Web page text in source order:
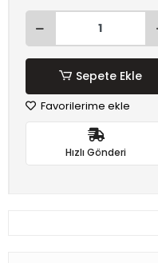
Sepete Ekle
Favorilerime ekle
Hızlı Gönderi